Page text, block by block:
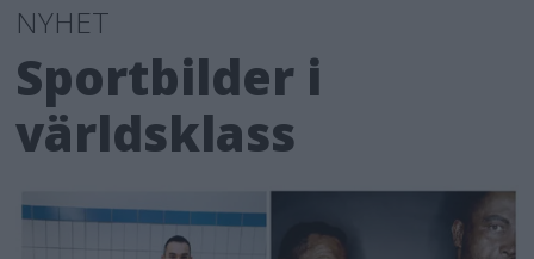
NYHET
Sportbilder i
världsklass